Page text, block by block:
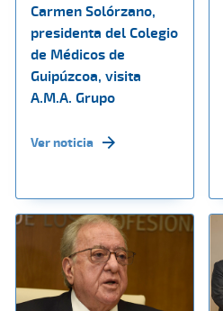
Carmen Solórzano,
presidenta del Colegio
de Médicos de
Guipúzcoa, visita
A.M.A. Grupo
Ver noticia